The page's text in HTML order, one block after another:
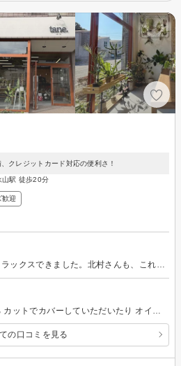
クレジットカード対応の便利さ！
山駅 徒歩20分
歓迎
の口コミを見る